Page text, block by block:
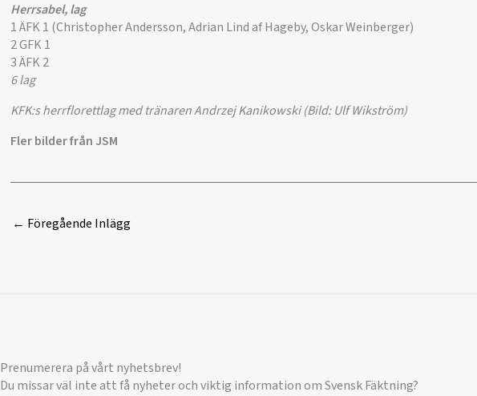
Herrsabel, lag
1 ÄFK 1 (Christopher Andersson, Adrian Lind af Hageby, Oskar Weinberger)
2 GFK 1
3 ÄFK 2
6 lag
KFK:s herrflorettlag med tränaren Andrzej Kanikowski (Bild: Ulf Wikström)
Fler bilder från JSM
← Föregående Inlägg
Prenumerera på vårt nyhetsbrev!
Du missar väl inte att få nyheter och viktig information om Svensk Fäktning?